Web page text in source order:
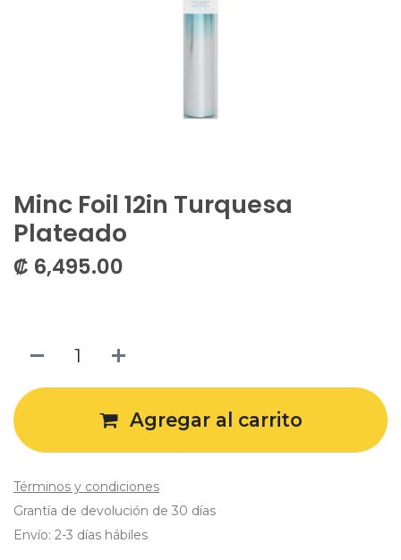
Minc Foil 12in Turquesa
Plateado
₡ 6,495.00
Agregar al carrito
Términos y condiciones
Grantía de devolución de 30 días
Envío: 2-3 días hábiles